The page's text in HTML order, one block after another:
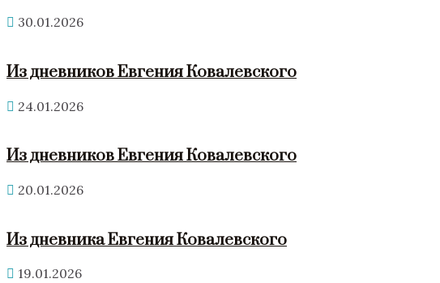
30.01.2026
Из дневников Евгения Ковалевского
24.01.2026
Из дневников Евгения Ковалевского
20.01.2026
Из дневника Евгения Ковалевского
19.01.2026